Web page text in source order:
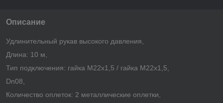
Описание
Удлинительный рукав высокого давления,
Длина: 10 м,
Тип подключения: гайка М22х1,5 / гайка М22х1,5,
Dn08,
Количество оплеток: 2 металлические оплетки,